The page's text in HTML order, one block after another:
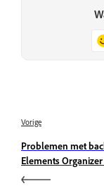
Vorige
Problemen met
Elements